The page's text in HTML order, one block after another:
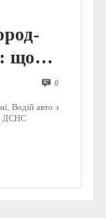
що
0
Водій авто з
ДСНС